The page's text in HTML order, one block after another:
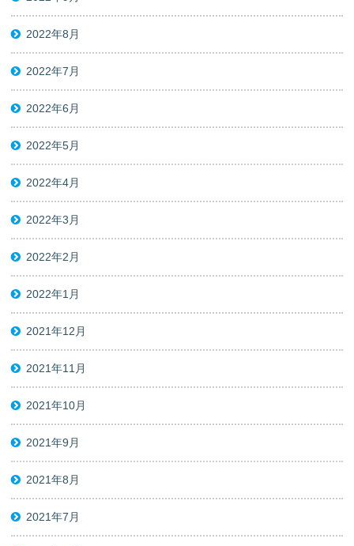
2022年8月
2022年7月
2022年6月
2022年5月
2022年4月
2022年3月
2022年2月
2022年1月
2021年12月
2021年11月
2021年10月
2021年9月
2021年8月
2021年7月